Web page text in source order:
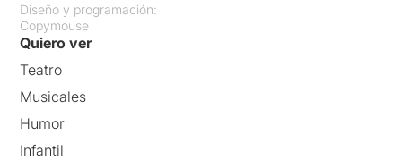
Diseño y programación:
Copymouse
Quiero ver
Teatro
Musicales
Humor
Infantil